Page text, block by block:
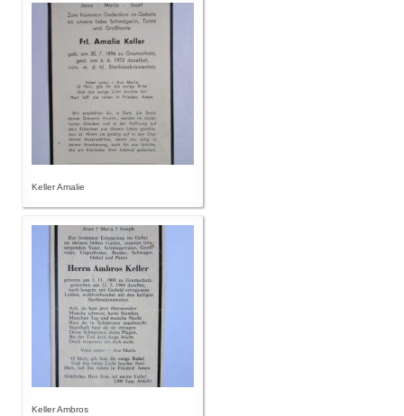
Keller Amalie
Keller Ambros